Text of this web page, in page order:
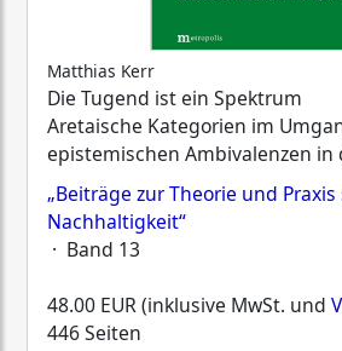
Matthias Kerr
Die Tugend ist ein Spektrum
Aretaische Kategorien im
epistemischen Ambivalenzen in
„Beiträge zur Theorie und
Nachhaltigkeit“
· Band 13
48.00 EUR (inklusive MwSt. und
446 Seiten